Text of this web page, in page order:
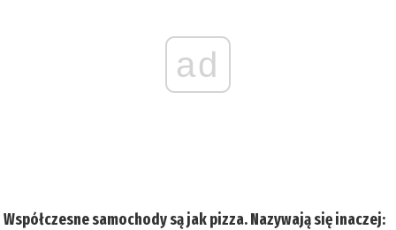
ad
Współczesne samochody są jak pizza. Nazywają się inaczej: